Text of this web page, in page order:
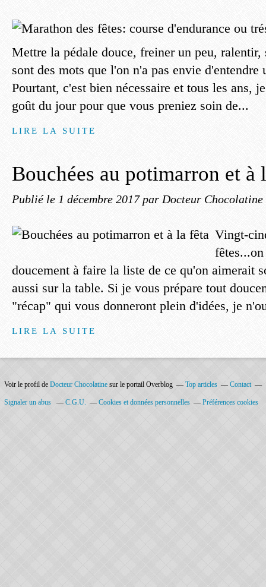
Mettre la pédale douce, freiner un peu, ralentir,
sont des mots que l'on n'a pas envie
Pourtant, c'est bien nécessaire et tous les ans,
goût du jour pour que vous preniez soin de...
LIRE LA SUITE
Bouchées au potimarron et à
Publié le 1 décembre 2017 par Docteur Chocolatine
Vingt-
doucement à faire la liste de ce qu'on aimerait
aussi sur la table. Si je vous prépare tout
"récap" qui vous donneront plein d'idées, je
LIRE LA SUITE
Voir le profil de Docteur Chocolatine sur le portail Overblog Top articles Contact
Signaler un abus C.G.U. Cookies et données personnelles Préférences cookies